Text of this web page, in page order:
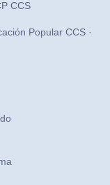
CCS
Popular CCS ·